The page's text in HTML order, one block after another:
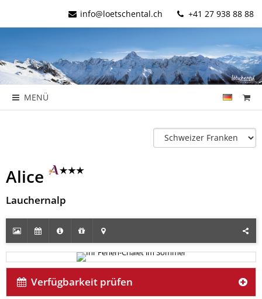
info@loetschental.ch +41 27 938 88 88
MENÜ
Alice
Lauchernalp
Verfügbarkeit prüfen